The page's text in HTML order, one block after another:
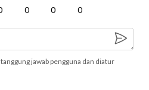
0 0 0
jawab pengguna dan diatur